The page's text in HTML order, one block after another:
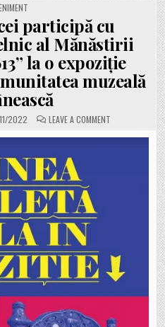
participă cu
al Mănăstirii
la o expoziție
muzeală
2022 LEAVE A COMMENT
MUZEUL
VRANCEI
PENTRU
COMUNITATEA
MUZEALĂ
ROMÂNEASCĂ